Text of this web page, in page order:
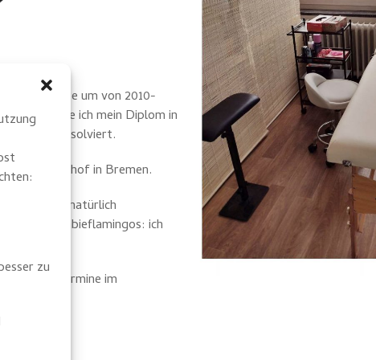
zu
habe um von 2010-
Hier habe ich mein Diplom in
absolviert.
Güterbahnhof in Bremen.
und natürlich
bis zu Zombieflamingos: ich
Tattootermine im